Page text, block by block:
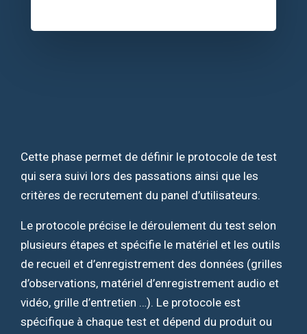
Cette phase permet de définir le protocole de test
qui sera suivi lors des passations ainsi que les
critères de recrutement du panel d’utilisateurs.
Le protocole précise le déroulement du test selon
plusieurs étapes et spécifie le matériel et les outils
de recueil et d’enregistrement des données (grilles
d’observations, matériel d’enregistrement audio et
vidéo, grille d’entretien …). Le protocole est
spécifique à chaque test et dépend du produit ou